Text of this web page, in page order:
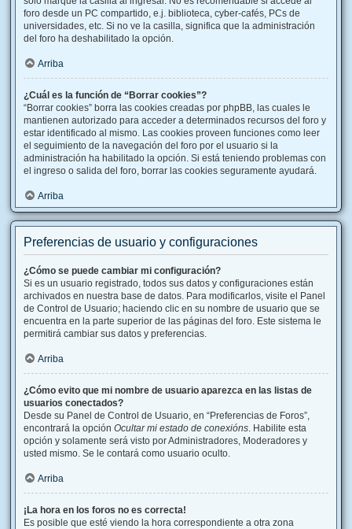
foro desde un PC compartido, e.j. biblioteca, cyber-cafés, PCs de
universidades, etc. Si no ve la casilla, significa que la administración
del foro ha deshabilitado la opción.
Arriba
¿Cuál es la función de “Borrar cookies”?
“Borrar cookies” borra las cookies creadas por phpBB, las cuales le
mantienen autorizado para acceder a determinados recursos del foro y
estar identificado al mismo. Las cookies proveen funciones como leer
el seguimiento de la navegación del foro por el usuario si la
administración ha habilitado la opción. Si está teniendo problemas con
el ingreso o salida del foro, borrar las cookies seguramente ayudará.
Arriba
Preferencias de usuario y configuraciones
¿Cómo se puede cambiar mi configuración?
Si es un usuario registrado, todos sus datos y configuraciones están
archivados en nuestra base de datos. Para modificarlos, visite el Panel
de Control de Usuario; haciendo clic en su nombre de usuario que se
encuentra en la parte superior de las páginas del foro. Este sistema le
permitirá cambiar sus datos y preferencias.
Arriba
¿Cómo evito que mi nombre de usuario aparezca en las listas de
usuarios conectados?
Desde su Panel de Control de Usuario, en “Preferencias de Foros”,
encontrará la opción Ocultar mi estado de conexións. Habilite esta
opción y solamente será visto por Administradores, Moderadores y
usted mismo. Se le contará como usuario oculto.
Arriba
¡La hora en los foros no es correcta!
Es posible que esté viendo la hora correspondiente a otra zona